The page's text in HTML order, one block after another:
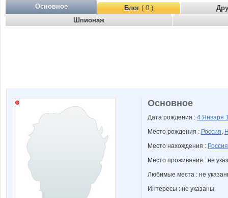
Основное Блог( 0 )
Шпионаж
Основное
Дата рождения : 4 Января
Место рождения : Россия,
Место нахождения : Россия
Место проживания : не
Любимые места : не
Интересы : не указаны